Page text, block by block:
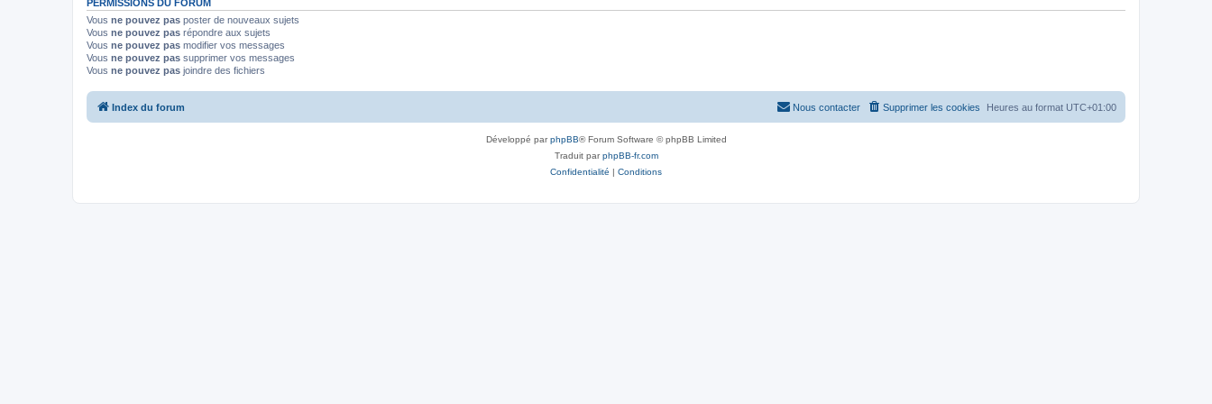
PERMISSIONS DU FORUM
Vous ne pouvez pas poster de nouveaux sujets
Vous ne pouvez pas répondre aux sujets
Vous ne pouvez pas modifier vos messages
Vous ne pouvez pas supprimer vos messages
Vous ne pouvez pas joindre des fichiers
Index du forum Heures au format UTC+01:00
Supprimer les cookies
Nous contacter
Développé parphpBB® Forum Software © phpBB Limited
Traduit parphpBB-fr.com
Confidentialité | Conditions